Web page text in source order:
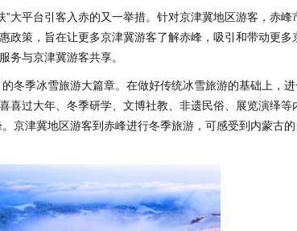
大平台引客入赤的又一举措。针对京津冀地区游客，赤峰
政策，旨在让更多京津冀游客了解赤峰，吸引和带动更多
务与京津冀游客共享。
冬季冰雪旅游大篇章。在做好传统冰雪旅游的基础上，
喜过大年、冬季研学、文博社教、非遗民俗、展览演绎等
京津冀地区游客到赤峰进行冬季旅游，可感受到内蒙古的